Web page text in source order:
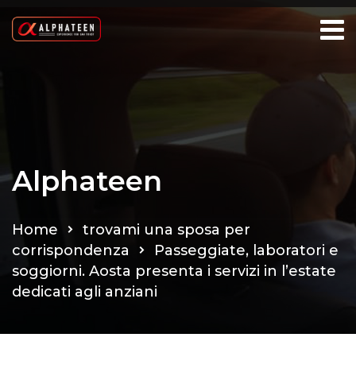
Alphateen
Home
trovami una sposa per
corrispondenza
Passeggiate, laboratori e
soggiorni. Aosta presenta i servizi in l’estate
dedicati agli anziani